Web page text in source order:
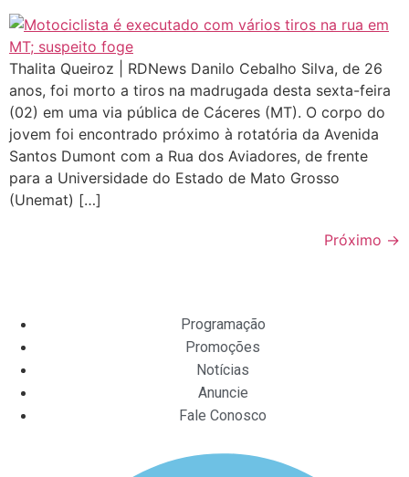
Thalita Queiroz | RDNews Danilo Cebalho Silva, de 26
anos, foi morto a tiros na madrugada desta sexta-feira
(02) em uma via pública de Cáceres (MT). O corpo do
jovem foi encontrado próximo à rotatória da Avenida
Santos Dumont com a Rua dos Aviadores, de frente
para a Universidade do Estado de Mato Grosso
(Unemat) […]
Próximo →
Programação
Promoções
Notícias
Anuncie
Fale Conosco